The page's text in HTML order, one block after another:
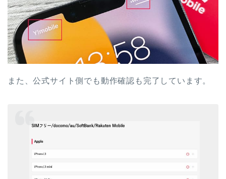
また、公式サイト側でも動作確認も完了しています。